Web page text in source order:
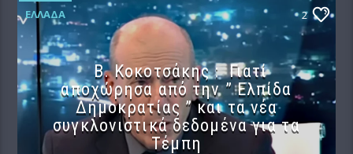
ΕΛΛΆΔΑ 2
Β. Κοκοτσάκης : Γιατί
αποχώρησα από την ” Ελπίδα
Δημοκρατίας ” και τα νέα
συγκλονιστικά δεδομένα για τα
Τέμπη